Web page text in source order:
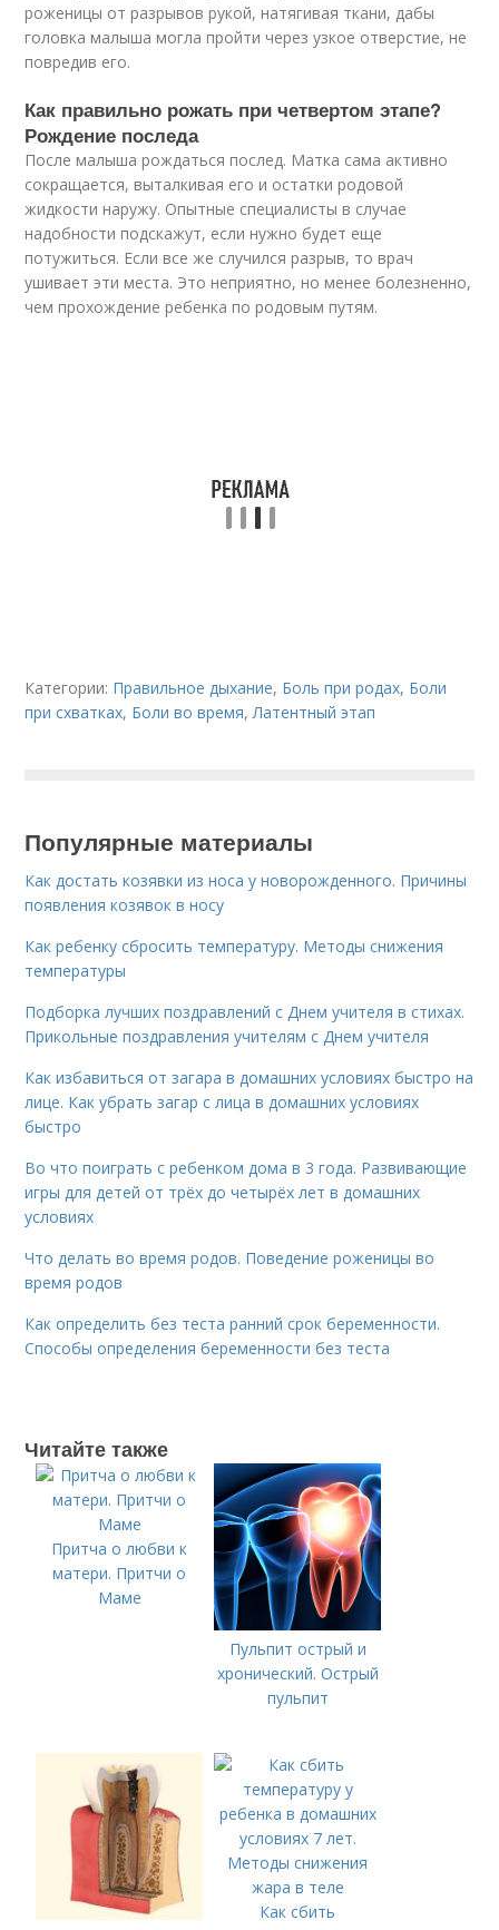
роженицы от разрывов рукой, натягивая ткани, дабы
головка малыша могла пройти через узкое отверстие, не
повредив его.
Как правильно рожать при четвертом этапе?
Рождение последа
После малыша рождаться послед. Матка сама активно
сокращается, выталкивая его и остатки родовой
жидкости наружу. Опытные специалисты в случае
надобности подскажут, если нужно будет еще
потужиться. Если все же случился разрыв, то врач
ушивает эти места. Это неприятно, но менее болезненно,
чем прохождение ребенка по родовым путям.
Категории: Правильное дыхание, Боль при родах, Боли
при схватках, Боли во время,Латентный этап
Популярные материалы
Как достать козявки из носа у новорожденного. Причины
появления козявок в носу
Как ребенку сбросить температуру. Методы снижения
температуры
Подборка лучших поздравлений с Днем учителя в стихах.
Прикольные поздравления учителям с Днем учителя
Как избавиться от загара в домашних условиях быстро на
лице. Как убрать загар с лица в домашних условиях
быстро
Во что поиграть с ребенком дома в 3 года. Развивающие
игры для детей от трёх до четырёх лет в домашних
условиях
Что делать во время родов. Поведение роженицы во
время родов
Как определить без теста ранний срок беременности.
Способы определения беременности без теста
Читайте также
Притча о любви к
матери. Притчи о
Маме
Пульпит острый и
хронический. Острый
пульпит
Как сбить